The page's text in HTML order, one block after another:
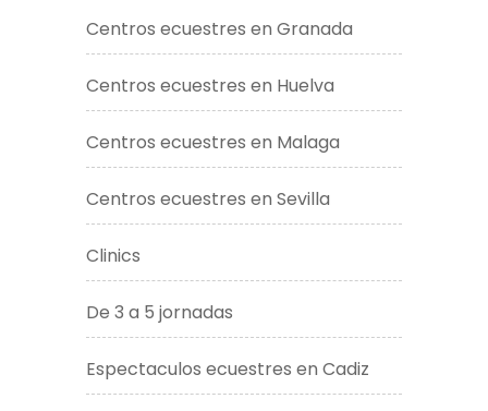
Centros ecuestres en Granada
Centros ecuestres en Huelva
Centros ecuestres en Malaga
Centros ecuestres en Sevilla
Clinics
De 3 a 5 jornadas
Espectaculos ecuestres en Cadiz